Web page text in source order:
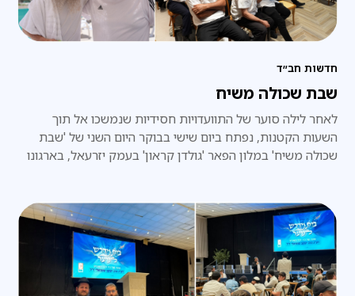
חדשות חב״ד
שבת שכולה משיח
לאחר לילה סוער של התוועדויות חסידיות שנמשכו אל תוך
השעות הקטנות, נפתח ביום שישי בבוקר היום השני של 'שבת
שכולה משיח' במלון הפאר 'גולדן קראון' בעמק יזרעאל, בארגונו